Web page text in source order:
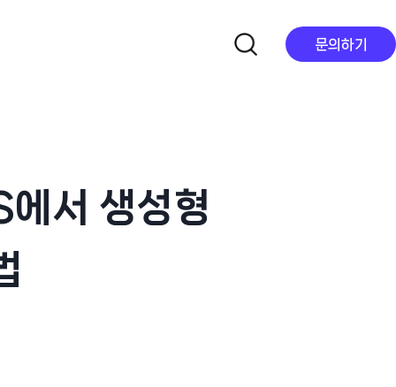
문의하기
서 생성형